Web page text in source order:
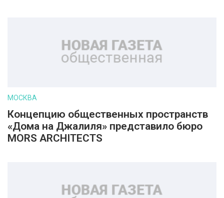
МОСКВА
Концепцию общественных пространств
«Дома на Джалиля» представило бюро
MORS ARCHITECTS